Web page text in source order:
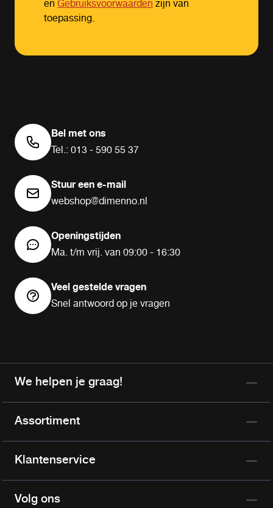
en Gebruiksvoorwaardenzijn van
toepassing.
Bel met ons
Tel.: 013 - 590 55 37
Stuur een e-mail
webshop@dimenno.nl
Openingstijden
Ma. t/m vrij. van 09:00 - 16:30
Veel gestelde vragen
Snel antwoord op je vragen
We helpen je graag!
Assortiment
Klantenservice
Volg ons